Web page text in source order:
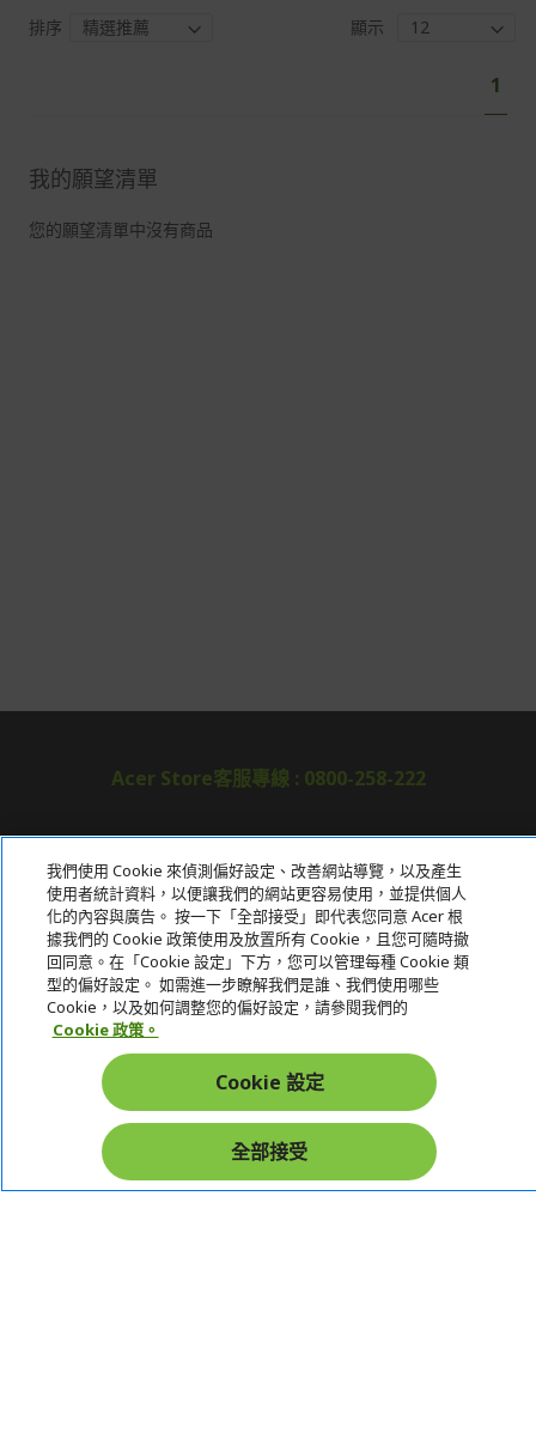
排序
顯示
您
目
1
我的願望清單
您的願望清單中沒有商品
Acer Store客服專線 : 0800-258-222
服務
宏碁網路商城
帳戶
本網站提供之安全支付：
我們使用 Cookie 來偵測偏好設定、改善網站導覽，以及產生
使用者統計資料，以便讓我們的網站更容易使用，並提供個人
化的內容與廣告。 按一下「全部接受」即代表您同意 Acer 根
據我們的 Cookie 政策使用及放置所有 Cookie，且您可隨時撤
回同意。在「Cookie 設定」下方，您可以管理每種 Cookie 類
型的偏好設定。 如需進一步瞭解我們是誰、我們使用哪些
Cookie，以及如何調整您的偏好設定，請參閱我們的
Cookie 政策。
Cookie 設定
全部接受